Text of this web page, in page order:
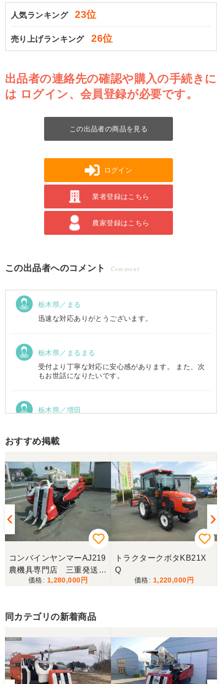
人気ランキング 23位
売り上げランキング 26位
出品者の連絡先の確認や購入の手続きに
は ログイン、会員登録が必要です。
この出品者の商品を見る
ログイン
業者登録はこちら
農家登録はこちら
この出品者へのコメント Comment
栃木県／まる
迅速な対応ありがとうございます。
栃木県／まるまる
受付より丁寧な対応に安心感があります。 また、次
もお世話になりたいです。
栃木県／増田
おすすめ掲載
コンバインヤンマーAJ219
農機具専門店 三重発送整
備済み
1,280,000
トラクタークボタKB21X
Q
1,220,000
同カテゴリの新着商品